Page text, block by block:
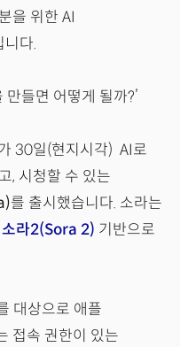
을 위한 AI
니다.
만들면 어떻게 될까?’
30일(현지시각) AI로
, 시청할 수 있는
를 출시했습니다. 소라는
소라2(Sora 2) 기반으로
대상으로 애플
접속 권한이 있는